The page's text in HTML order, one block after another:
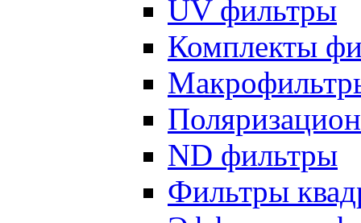
UV фильтры
Комплекты
ND фильтры
Фильтры